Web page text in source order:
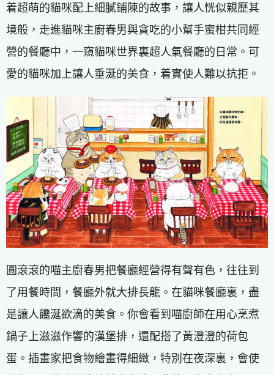
着超萌的貓咪配上細膩鋪陳的故事，讓人恍似親歷其
境般，走進貓咪主廚春男與貪吃的小幫手蜜柑共同經
營的餐廳中，一窺貓咪世界裏超人氣餐廳的日常。可
愛的貓咪加上讓人垂涎的美食，着實使人難以抗拒。
圓滾滾的喵主廚春男把餐廳經營得有聲有色，往往到
了用餐時間，餐廳外就大排長龍。在貓咪餐廳裏，盡
是讓人饞涎欲滴的美食。你會看到喵廚師在用心烹煮
鍋子上滋滋作響的漢堡排，還配搭了黃澄澄的荷包
蛋。插畫家把食物繪畫得細緻，特別在夜深裏，會使